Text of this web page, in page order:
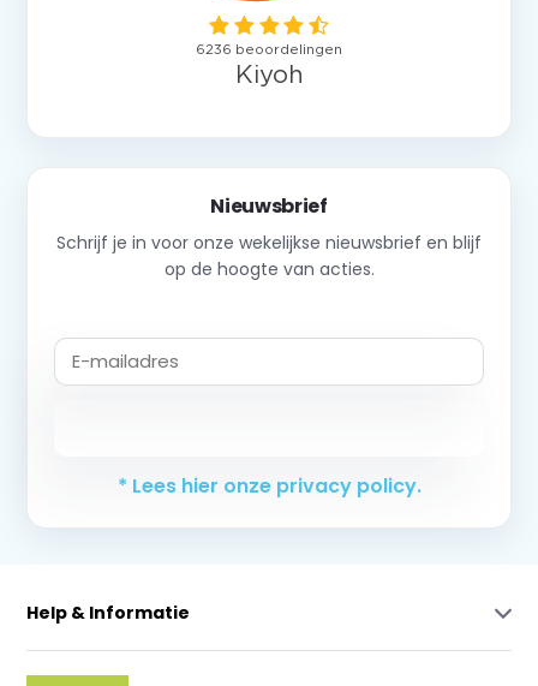
Nieuwsbrief
Schrijf je in voor onze wekelijkse nieuwsbrief en blijf
op de hoogte van acties.
* Lees hier onze privacy policy.
Help & Informatie